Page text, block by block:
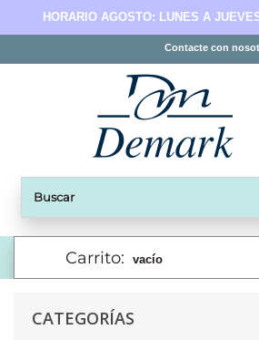
HORARIO AGOSTO: LUNES A
Contacte con
Carrito: vacío
CATEGORÍAS